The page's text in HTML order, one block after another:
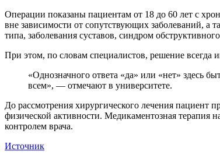
Операции показаны пациентам от 18 до 60 лет с
вне зависимости от сопутствующих заболеваний,
типа, заболевания суставов, синдром
При этом, по словам специалистов, решение всегда
«Однозначного ответа «да» или «нет» здесь
всем», — отмечают в университете.
До рассмотрения хирургического лечения пациент
физической активности. Медикаментозная терапия
контролем врача.
Источник